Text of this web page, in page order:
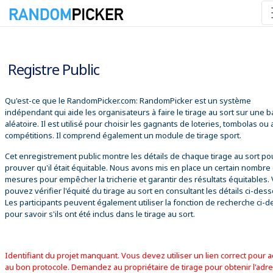
Registre Public
Qu'est-ce que le RandomPicker.com: RandomPicker est un système
indépendant qui aide les organisateurs à faire le tirage au sort sur une
aléatoire. Il est utilisé pour choisir les gagnants de loteries, tombolas ou
compétitions. Il comprend également un module de tirage sport.
Cet enregistrement public montre les détails de chaque tirage au sort
prouver qu'il était équitable. Nous avons mis en place un certain nombre
mesures pour empêcher la tricherie et garantir des résultats équitables.
pouvez vérifier l'équité du tirage au sort en consultant les détails ci-
Les participants peuvent également utiliser la fonction de recherche ci-
pour savoir s'ils ont été inclus dans le tirage au sort.
Identifiant du projet manquant. Vous devez utiliser un lien correct pour
au bon protocole. Demandez au propriétaire de tirage pour obtenir